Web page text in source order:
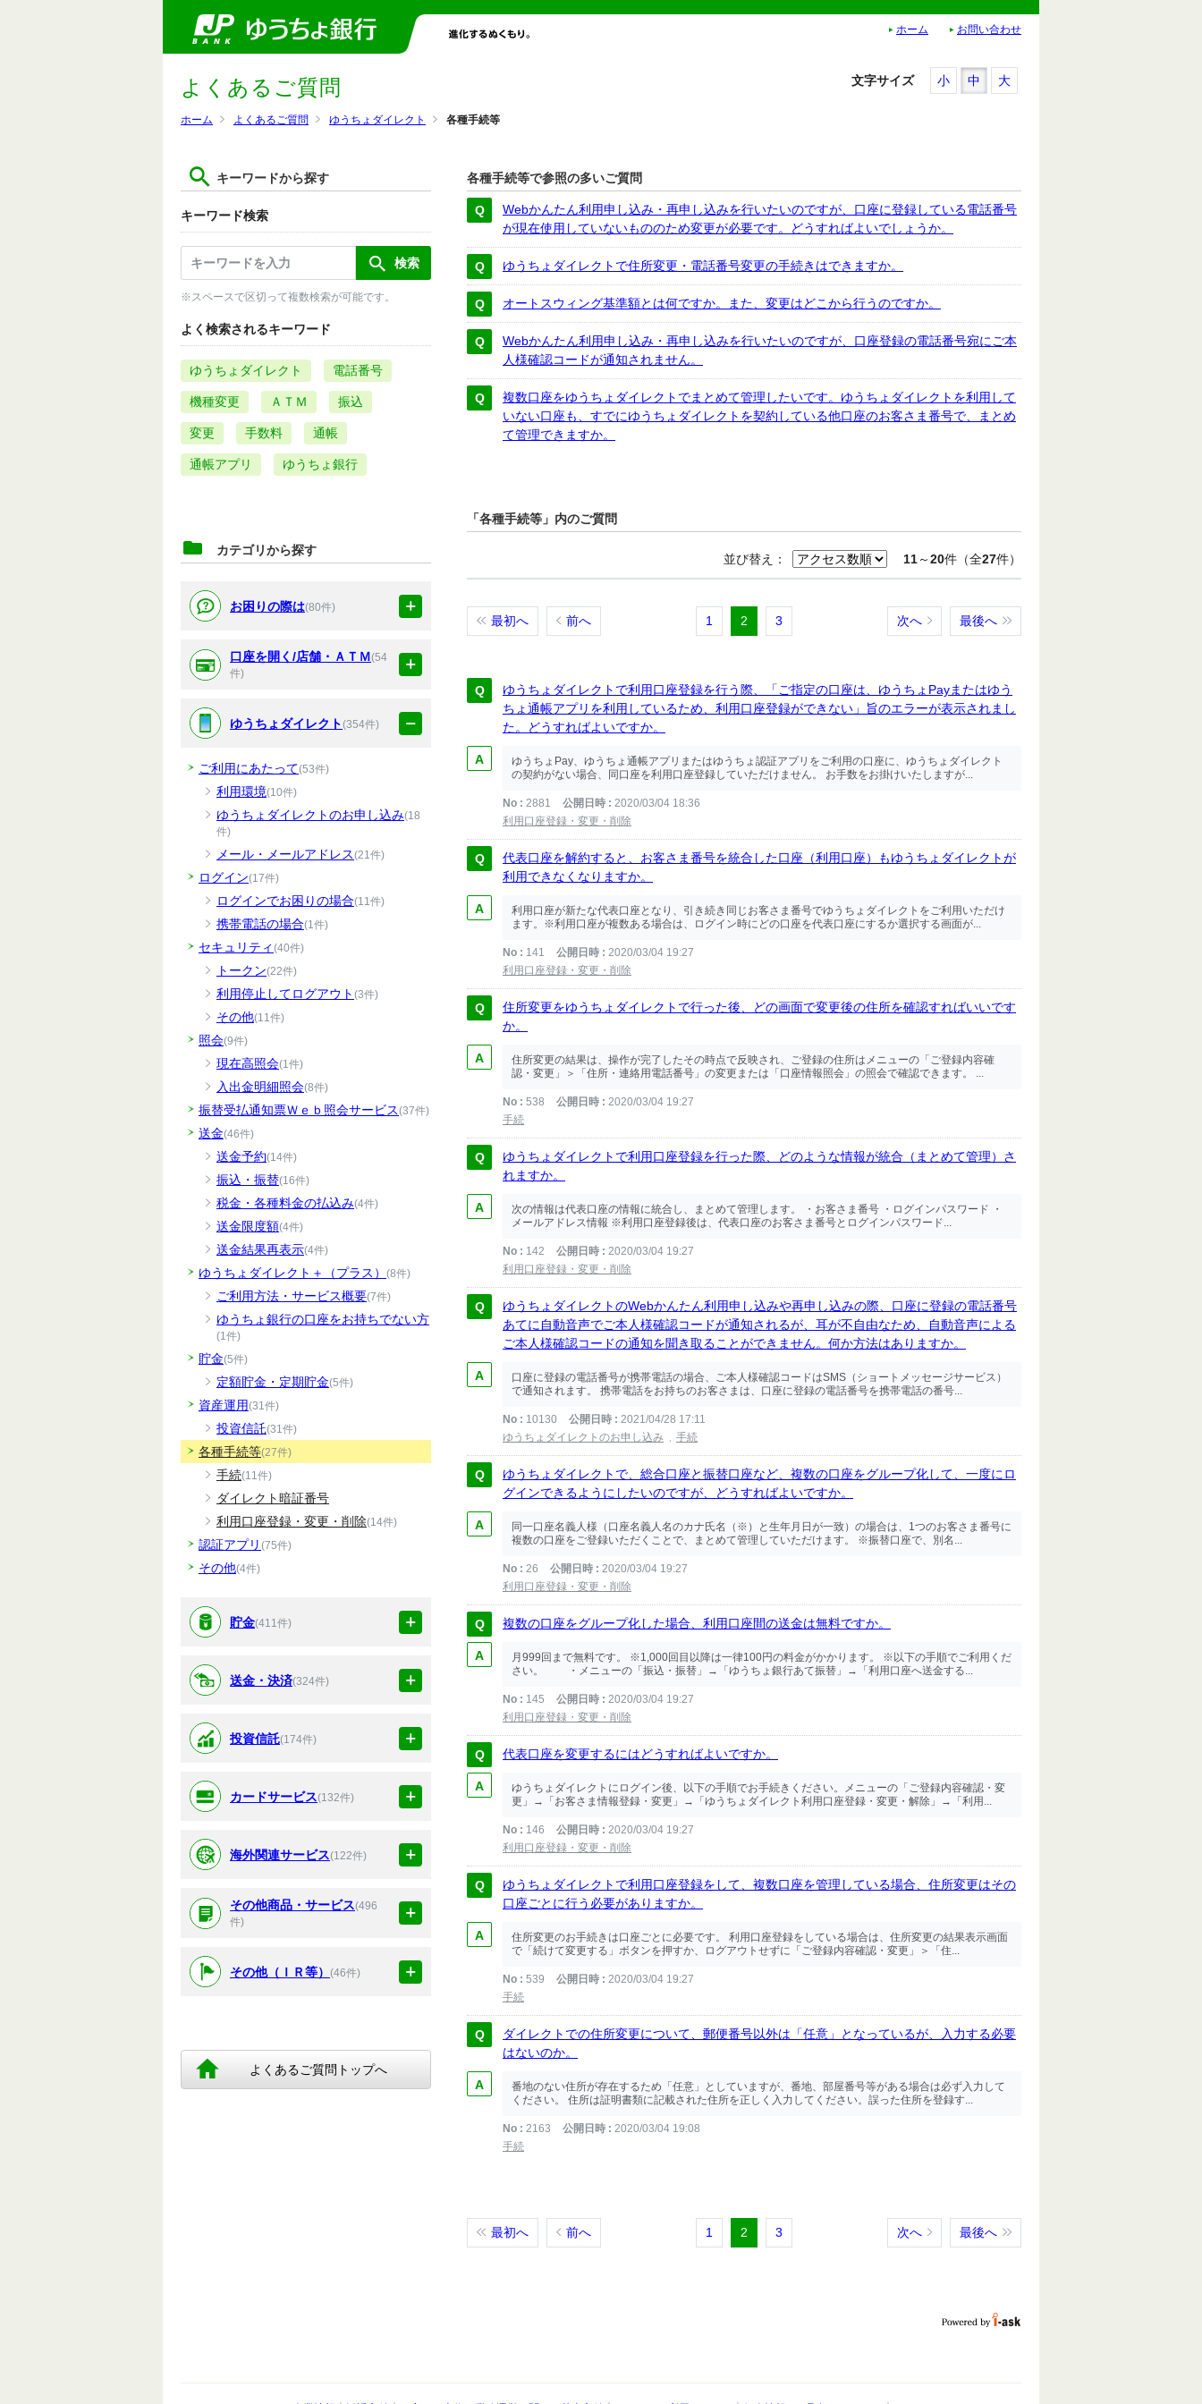
ホーム お問い合わせ
ホーム よくあるご質問 ゆうちょダイレクト 各種手続等
よくあるご質問
キーワードから探す
キーワード検索
※スペースで区切って複数検索が可能です。
よく検索されるキーワード
ゆうちょダイレクト 電話番号
機種変更 ＡＴＭ 振込
変更 手数料 通帳
通帳アプリ ゆうちょ銀行
カテゴリから探す
お困りの際は(80件)
口座を開く/店舗・ＡＴＭ(54
件)
ゆうちょダイレクト(354件)
ご利用にあたって(53件)
利用環境(10件)
ゆうちょダイレクトのお申し込み(18
件)
メール・メールアドレス(21件)
ログイン(17件)
ログインでお困りの場合(11件)
携帯電話の場合(1件)
セキュリティ (40件)
トークン(22件)
利用停止してログアウト (3件)
その他(11件)
照会(9件)
現在高照会(1件)
入出金明細照会(8件)
振替受払通知票Ｗｅｂ照会サービス(37件)
送金(46件)
送金予約(14件)
振込・振替(16件)
税金・各種料金の払込み(4件)
送金限度額(4件)
送金結果再表示(4件)
ゆうちょダイレクト＋（プラス） (8件)
ご利用方法・サービス概要(7件)
ゆうちょ銀行の口座をお持ちでない方
(1件)
貯金(5件)
定額貯金・定期貯金(5件)
資産運用(31件)
投資信託(31件)
各種手続等(27件)
手続(11件)
ダイレクト暗証番号
利用口座登録・変更・削除(14件)
認証アプリ (75件)
その他(4件)
貯金(411件)
送金・決済(324件)
投資信託(174件)
カードサービス(132件)
海外関連サービス(122件)
その他商品・サービス(496
件)
その他（ＩＲ等） (46件)
よくあるご質問トップへ
文字サイズ 小 中 大
各種手続等で参照の多いご質問
Webかんたん利用申し込み・再申し込みを行いたいのですが、口座に登録している電話番号
が現在使用していないもののため変更が必要です。どうすればよいでしょうか。
ゆうちょダイレクトで住所変更・電話番号変更の手続きはできますか。
オートスウィング基準額とは何ですか。また、変更はどこから行うのですか。
Webかんたん利用申し込み・再申し込みを行いたいのですが、口座登録の電話番号宛にご本
人様確認コードが通知されません。
複数口座をゆうちょダイレクトでまとめて管理したいです。ゆうちょダイレクトを利用して
いない口座も、すでにゆうちょダイレクトを契約している他口座のお客さま番号で、まとめ
て管理できますか。
「各種手続等」内のご質問
並び替え： 11～20件（全27件）
最初へ 前へ 1 2 3 次へ 最後へ
ゆうちょダイレクトで利用口座登録を行う際、「ご指定の口座は、ゆうちょPayまたはゆう
ちょ通帳アプリを利用しているため、利用口座登録ができない」旨のエラーが表示されまし
た。どうすればよいですか。
ゆうちょPay、ゆうちょ通帳アプリまたはゆうちょ認証アプリをご利用の口座に、ゆうちょダイレクト
の契約がない場合、同口座を利用口座登録していただけません。 お手数をお掛けいたしますが...
No 2881 公開日時
2020/03/04 18:36
利用口座登録・変更・削除
代表口座を解約すると、お客さま番号を統合した口座（利用口座）もゆうちょダイレクトが
利用できなくなりますか。
利用口座が新たな代表口座となり、引き続き同じお客さま番号でゆうちょダイレクトをご利用いただけ
ます。※利用口座が複数ある場合は、ログイン時にどの口座を代表口座にするか選択する画面が...
No 141 公開日時
2020/03/04 19:27
利用口座登録・変更・削除
住所変更をゆうちょダイレクトで行った後、どの画面で変更後の住所を確認すればいいです
か。
住所変更の結果は、操作が完了したその時点で反映され、ご登録の住所はメニューの「ご登録内容確
認・変更」＞「住所・連絡用電話番号」の変更または「口座情報照会」の照会で確認できます。 ...
No 538 公開日時
2020/03/04 19:27
手続
ゆうちょダイレクトで利用口座登録を行った際、どのような情報が統合（まとめて管理）さ
れますか。
次の情報は代表口座の情報に統合し、まとめて管理します。 ・お客さま番号 ・ログインパスワード ・
メールアドレス情報 ※利用口座登録後は、代表口座のお客さま番号とログインパスワード...
No 142 公開日時
2020/03/04 19:27
利用口座登録・変更・削除
ゆうちょダイレクトのWebかんたん利用申し込みや再申し込みの際、口座に登録の電話番号
あてに自動音声でご本人様確認コードが通知されるが、耳が不自由なため、自動音声による
ご本人様確認コードの通知を聞き取ることができません。何か方法はありますか。
口座に登録の電話番号が携帯電話の場合、ご本人様確認コードはSMS（ショートメッセージサービス）
で通知されます。 携帯電話をお持ちのお客さまは、口座に登録の電話番号を携帯電話の番号...
No 10130 公開日時
2021/04/28 17:11
ゆうちょダイレクトのお申し込み
手続
ゆうちょダイレクトで、総合口座と振替口座など、複数の口座をグループ化して、一度にロ
グインできるようにしたいのですが、どうすればよいですか。
同一口座名義人様（口座名義人名のカナ氏名（※）と生年月日が一致）の場合は、1つのお客さま番号に
複数の口座をご登録いただくことで、まとめて管理していただけます。 ※振替口座で、別名...
No 26 公開日時
2020/03/04 19:27
利用口座登録・変更・削除
複数の口座をグループ化した場合、利用口座間の送金は無料ですか。
月999回まで無料です。 ※1,000回目以降は一律100円の料金がかかります。 ※以下の手順でご利用くだ
さい。 ・メニューの「振込・振替」→「ゆうちょ銀行あて振替」→「利用口座へ送金する...
No 145 公開日時
2020/03/04 19:27
利用口座登録・変更・削除
代表口座を変更するにはどうすればよいですか。
ゆうちょダイレクトにログイン後、以下の手順でお手続きください。メニューの「ご登録内容確認・変
更」→「お客さま情報登録・変更」→「ゆうちょダイレクト利用口座登録・変更・解除」→「利用...
No 146 公開日時
2020/03/04 19:27
利用口座登録・変更・削除
ゆうちょダイレクトで利用口座登録をして、複数口座を管理している場合、住所変更はその
口座ごとに行う必要がありますか。
住所変更のお手続きは口座ごとに必要です。 利用口座登録をしている場合は、住所変更の結果表示画面
で「続けて変更する」ボタンを押すか、ログアウトせずに「ご登録内容確認・変更」＞「住...
No 539 公開日時
2020/03/04 19:27
手続
ダイレクトでの住所変更について、郵便番号以外は「任意」となっているが、入力する必要
はないのか。
番地のない住所が存在するため「任意」としていますが、番地、部屋番号等がある場合は必ず入力して
ください。 住所は証明書類に記載された住所を正しく入力してください。誤った住所を登録す...
No 2163 公開日時
2020/03/04 19:08
手続
最初へ 前へ 1 2 3 次へ 最後へ